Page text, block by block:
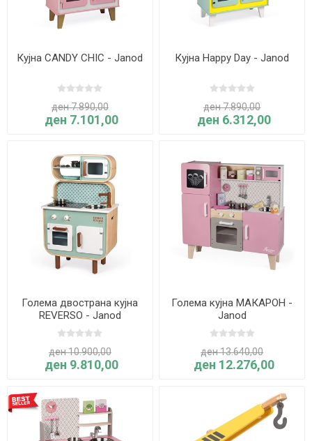
Кујна CANDY CHIC - Janod
ден 7.890,00
ден 7.101,00
Кујна Happy Day - Janod
ден 7.890,00
ден 6.312,00
Голема двострана кујна
REVERSO - Janod
ден 10.900,00
ден 9.810,00
Голема кујна МАКАРОН -
Janod
ден 13.640,00
ден 12.276,00